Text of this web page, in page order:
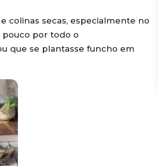
colinas secas, especialmente no
pouco por todo o
que se plantasse funcho em